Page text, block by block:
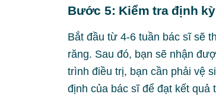
Bước 5: Kiểm tra định kỳ
Bắt đầu từ 4-6 tuần bác sĩ sẽ
răng. Sau đó, bạn sẽ nhận
trình điều trị, bạn cần phải vệ
định của bác sĩ để đạt kết quả